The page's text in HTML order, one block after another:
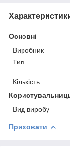
Основні
Виробник
Тип
Кількість
Вид виробу
Приховати